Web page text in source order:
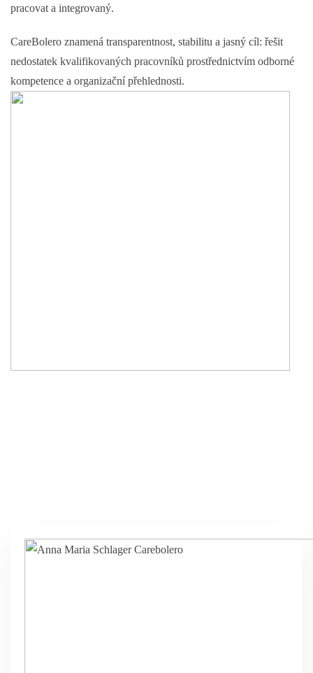
pracovat a integrovaný.
CareBolero znamená transparentnost, stabilitu a jasný cíl: řešit
nedostatek kvalifikovaných pracovníků prostřednictvím odborné
kompetence a organizační přehlednosti.